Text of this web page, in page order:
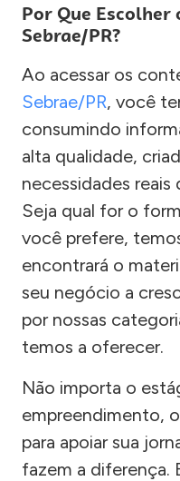
Por Que Escolher
Sebrae/PR?
Ao acessar os
Sebrae/PR, você
consumindo
alta qualidade,
necessidades
Seja qual for o
você prefere,
encontrará o
seu negócio a
por nossas
temos a oferecer.
Não importa o
empreendimento,
para apoiar sua
fazem a diferença.